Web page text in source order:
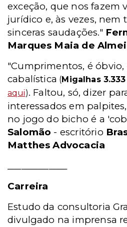
exceção, que nos fazem
jurídico e, às vezes, nem
sinceras saudações."
Marques Maia de
"Cumprimentos, é óbvio,
cabalística (Migalhas 3.333
aqui). Faltou, só, dizer
interessados em
no jogo do bicho é a
Salomão - escritório
Matthes Advocacia
Carreira
Estudo da consultoria
divulgado na imprensa